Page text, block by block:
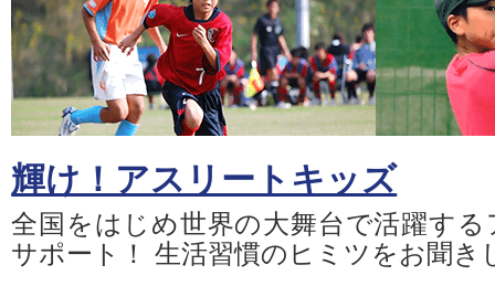
輝け！アスリートキッズ
全国をはじめ世界の大舞台で活躍す
サポート！ 生活習慣のヒミツをお聞き